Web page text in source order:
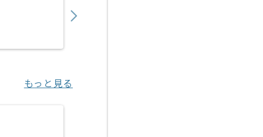
もっと見る